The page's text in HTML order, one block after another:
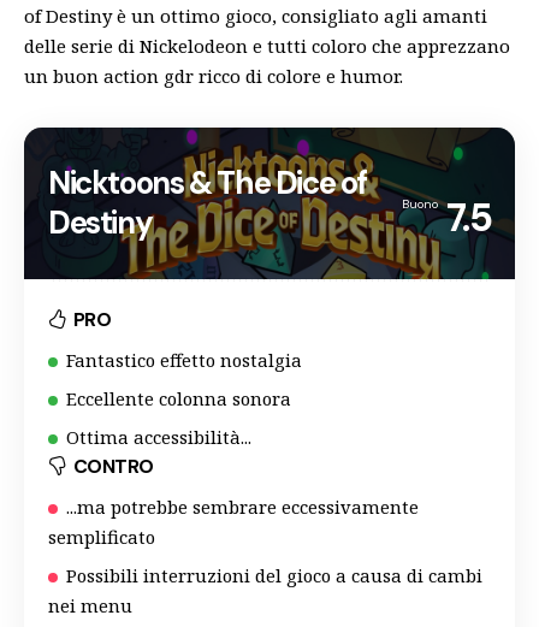
of Destiny è un ottimo gioco, consigliato agli amanti
delle serie di Nickelodeon e tutti coloro che apprezzano
un buon action gdr ricco di colore e humor.
Nicktoons & The Dice of
Destiny
Buono 7.5
PRO
Fantastico effetto nostalgia
Eccellente colonna sonora
Ottima accessibilità...
CONTRO
...ma potrebbe sembrare eccessivamente
semplificato
Possibili interruzioni del gioco a causa di cambi
nei menu